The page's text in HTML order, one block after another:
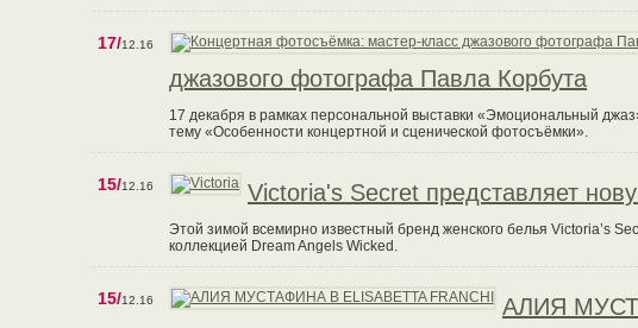
17/12.16
джазового фотографа Павла Корбута
17 декабря в рамках персональной выставки «Эмоциональный
тему «Особенности концертной и сценической фотосъёмки».
15/12.16 Victoria's Secret представляет
Этой зимой всемирно известный бренд женского белья Victoria’s
коллекцией Dream Angels Wicked.
15/12.16 АЛИЯ